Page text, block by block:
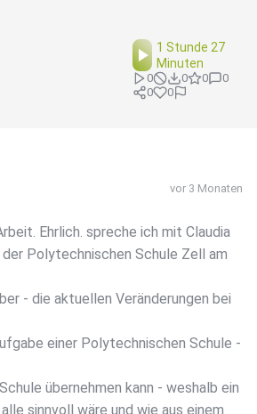
1 Stunde 27
Minuten
0 0 0
0
0
0
vor 3 Monaten
Ehrlich. spreche ich mit Claudia
der Polytechnischen Schule Zell am
- die aktuellen Veränderungen bei
einer Polytechnischen Schule -
übernehmen kann - weshalb ein
sinnvoll wäre und wie aus einem